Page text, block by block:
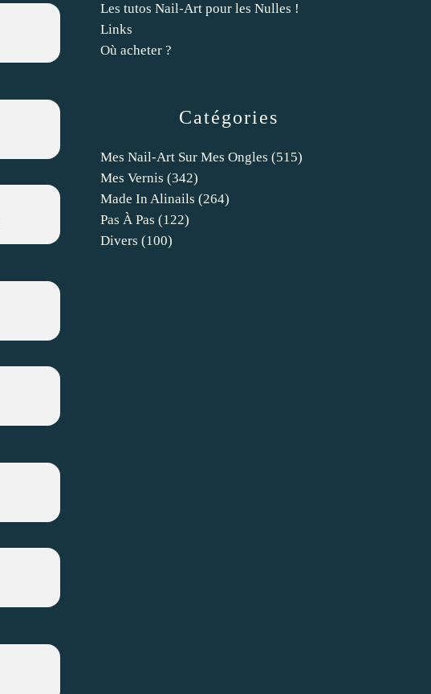
Catégories
Mes Nail-Art Sur Mes Ongles (515)
Mes Vernis (342)
Made In Alinails (264)
Pas À Pas (122)
Divers (100)
Les tutos Nail-Art pour les Nulles !
Links
Où acheter ?